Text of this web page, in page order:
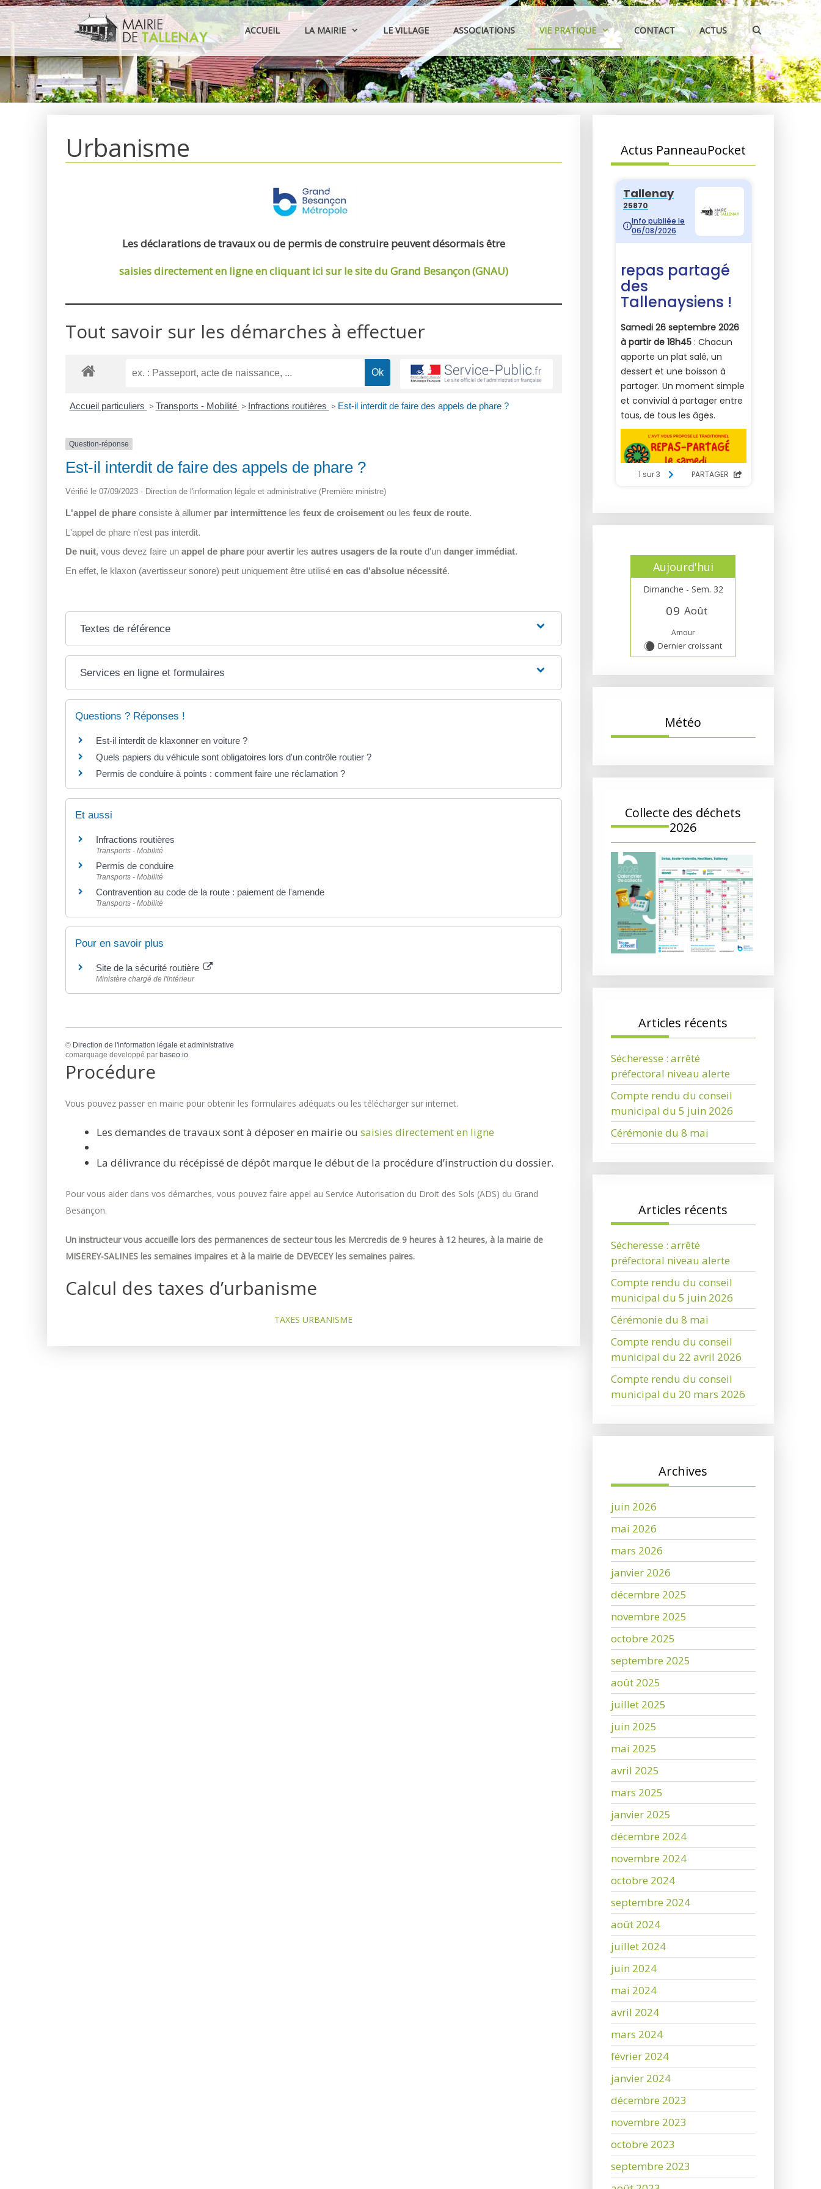
Aller
au
contenu
ACCUEIL LA MAIRIE LE VILLAGE ASSOCIATIONS VIE PRATIQUE CONTACT ACTUS
Urbanisme
Les déclarations de travaux ou de permis de construire peuvent désormais être
saisies directement en ligneen cliquant ici sur le site du Grand Besançon (GNAU)
Tout savoir sur les démarches à effectuer
Accueil particuliers > Transports - Mobilité > Infractions routières > Est-il interdit de faire des appels de phare ?
Question-réponse
Est-il interdit de faire des appels de phare ?
Vérifié le 07/09/2023 - Direction de l'information légale et administrative (Première ministre)
L'appel de phare consiste à allumer par intermittence les feux de croisement ou les feux de route.
L'appel de phare n'est pas interdit.
De nuit, vous devez faire un appel de phare pour avertir les autres usagers de la route d'un danger immédiat.
En effet, le klaxon (avertisseur sonore) peut uniquement être utilisé en cas d'absolue nécessité.
Textes de référence
Services en ligne et formulaires
Questions ? Réponses !
Est-il interdit de klaxonner en voiture ?
Quels papiers du véhicule sont obligatoires lors d'un contrôle routier ?
Permis de conduire à points : comment faire une réclamation ?
Et aussi
Infractions routières
Transports - Mobilité
Permis de conduire
Transports - Mobilité
Contravention au code de la route : paiement de l'amende
Transports - Mobilité
Pour en savoir plus
Site de la sécurité routière
Ministère chargé de l'intérieur
© Direction de l'information légale et administrative
comarquage developpé par baseo.io
Procédure
Vous pouvez passer en mairie pour obtenir les formulaires adéquats ou les télécharger sur internet.
Les demandes de travaux sont à déposer en mairie ou saisies directement en ligne
La délivrance du récépissé de dépôt marque le début de la procédure d’instruction du dossier.
Pour vous aider dans vos démarches, vous pouvez faire appel au Service Autorisation du Droit des Sols (ADS) du Grand
Besançon.
Un instructeur vous accueille lors des permanences de secteur tous les Mercredis de 9 heures à 12 heures, à la mairie de
MISEREY-SALINES les semaines impaires et à la mairie de DEVECEY les semaines paires.
Calcul des taxes d’urbanisme
TAXES URBANISME
Actus PanneauPocket
Aujourd'hui
Dimanche - Sem. 32
09 Août
Amour
X Dernier croissant
Météo
Collecte des déchets
2026
Articles récents
Sécheresse : arrêté
préfectoral niveau alerte
Compte rendu du conseil
municipal du 5 juin 2026
Cérémonie du 8 mai
Articles récents
Sécheresse : arrêté
préfectoral niveau alerte
Compte rendu du conseil
municipal du 5 juin 2026
Cérémonie du 8 mai
Compte rendu du conseil
municipal du 22 avril 2026
Compte rendu du conseil
municipal du 20 mars 2026
Archives
juin 2026
mai 2026
mars 2026
janvier 2026
décembre 2025
novembre 2025
octobre 2025
septembre 2025
août 2025
juillet 2025
juin 2025
mai 2025
avril 2025
mars 2025
janvier 2025
décembre 2024
novembre 2024
octobre 2024
septembre 2024
août 2024
juillet 2024
juin 2024
mai 2024
avril 2024
mars 2024
février 2024
janvier 2024
décembre 2023
novembre 2023
octobre 2023
septembre 2023